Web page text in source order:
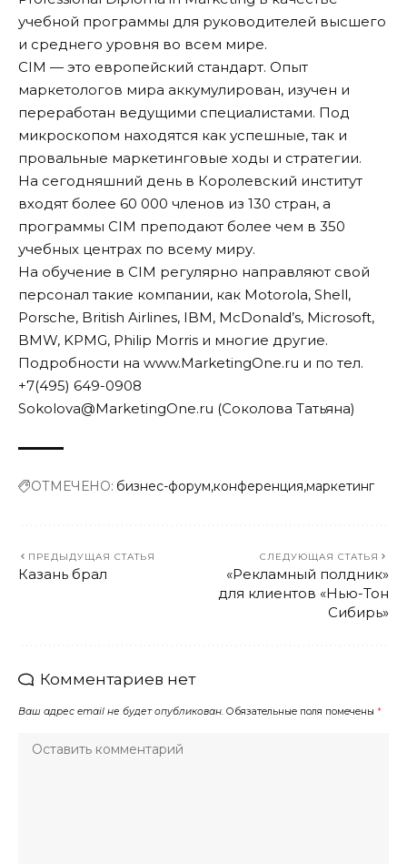
учебной программы для руководителей высшего
и среднего уровня во всем мире.
СIM — это европейский стандарт. Опыт
маркетологов мира аккумулирован, изучен и
переработан ведущими специалистами. Под
микроскопом находятся как успешные, так и
провальные маркетинговые ходы и стратегии.
На сегодняшний день в Королевский институт
входят более 60 000 членов из 130 стран, а
программы CIM преподают более чем в 350
учебных центрах по всему миру.
На обучение в СIМ регулярно направляют свой
персонал такие компании, как Motorola, Shell,
Porsche, British Airlines, IBM, McDonald’s, Microsoft,
BMW, KPMG, Philip Morris и многие другие.
Подробности на www.MarketingOne.ru и по тел.
+7(495) 649-0908
Sokolova@MarketingOne.ru (Соколова Татьяна)
ОТМЕЧЕНО: бизнес-форум конференция маркетинг
ПРЕДЫДУЩАЯ СТАТЬЯ
Казань брал
СЛЕДУЮЩАЯ СТАТЬЯ
«Рекламный полдник»
для клиентов «Нью-Тон
Сибирь»
Комментариев нет
Ваш адрес email не будет опубликован. Обязательные поля помечены *